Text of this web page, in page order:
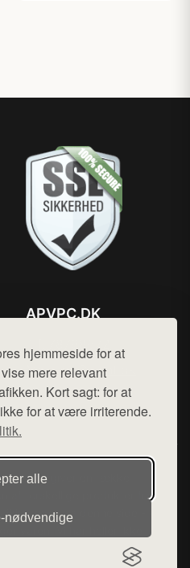
hjemmeside for at
mere relevant
Kort sagt: for at
for at være irriterende.
alle
APVPC.DK
Mail: hej@want.dk
Cookie- og privatlivspolitik
der udgiver en række
af forskellige produkter fra
ikke varer fra denne side - vi